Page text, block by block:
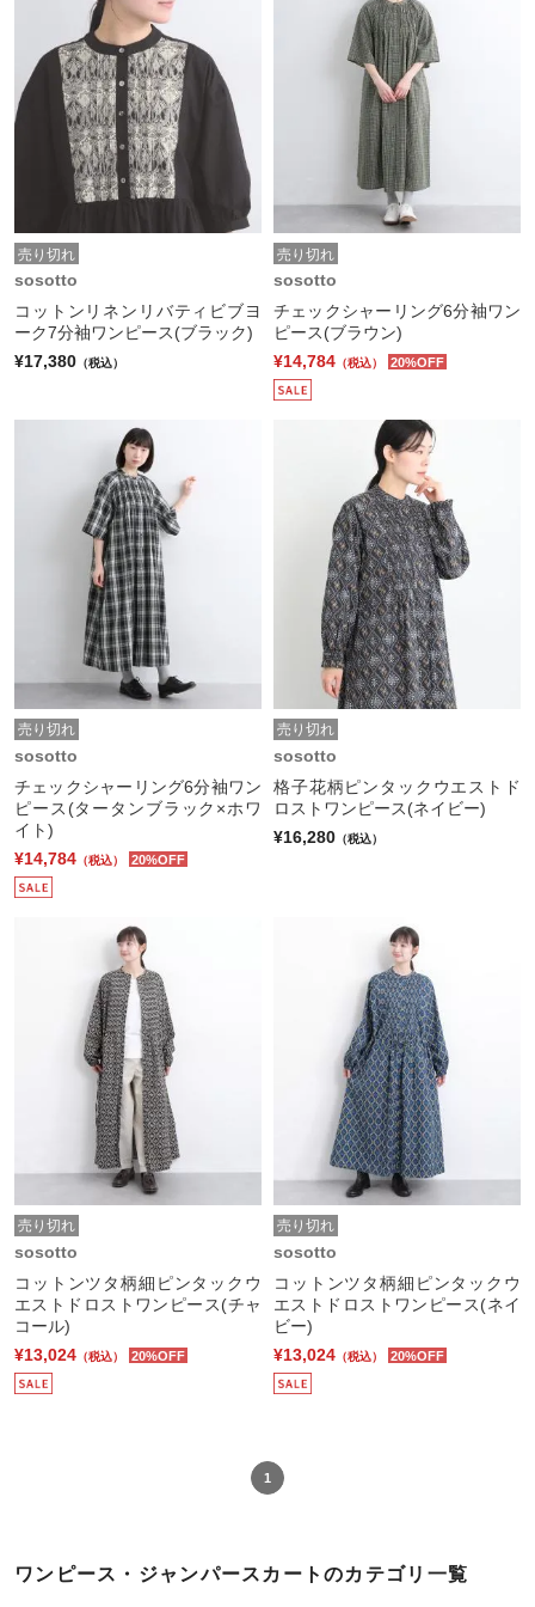
売り切れ
sosotto
コットンリネンリバティビブヨ
ーク7分袖ワンピース(ブラック)
¥17,380 （税込）
売り切れ
sosotto
チェックシャーリング6分袖ワン
ピース(ブラウン)
¥14,784 （税込） 20%OFF
売り切れ
sosotto
チェックシャーリング6分袖ワン
ピース(タータンブラック×ホワ
イト)
¥14,784 （税込） 20%OFF
売り切れ
sosotto
格子花柄ピンタックウエストド
ロストワンピース(ネイビー)
¥16,280 （税込）
売り切れ
sosotto
コットンツタ柄細ピンタックウ
エストドロストワンピース(チャ
コール)
¥13,024 （税込） 20%OFF
売り切れ
sosotto
コットンツタ柄細ピンタックウ
エストドロストワンピース(ネイ
ビー)
¥13,024 （税込） 20%OFF
1
ワンピース・ジャンパースカートのカテゴリ一覧